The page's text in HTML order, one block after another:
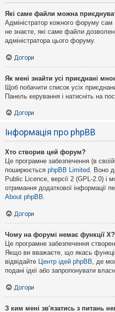
Які саме файли можна
Адміністратор кожного форуму
не знаєте, які саме файли
адміністратора цього форуму.
Догори
Як мені знайти усі приєднані
Щоб побачити список усіх
Панель керування і натисніть на
Догори
Інформація про phpBB
Хто створив цей форум?
Це програмне забезпечення (в
поширюється phpBB Limited. Воно
Public Licence, версії 2 (GPL-2.0) і
отримання додаткової інформації
About phpBB.
Догори
Чому на форумі немає функції X?
Це програмне забезпечення
Якщо ви вважаєте, що якась
відвідайте Центр ідей phpBB, де
подані ідеї або запропонувати
Догори
З ким мені зв'язатись з питань